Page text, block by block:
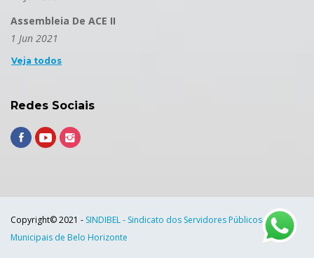
Assembleia De ACE II
1 Jun 2021
Veja todos
Redes Sociais
Copyright© 2021 - SINDIBEL - Sindicato dos Servidores Públicos
Municipais de Belo Horizonte